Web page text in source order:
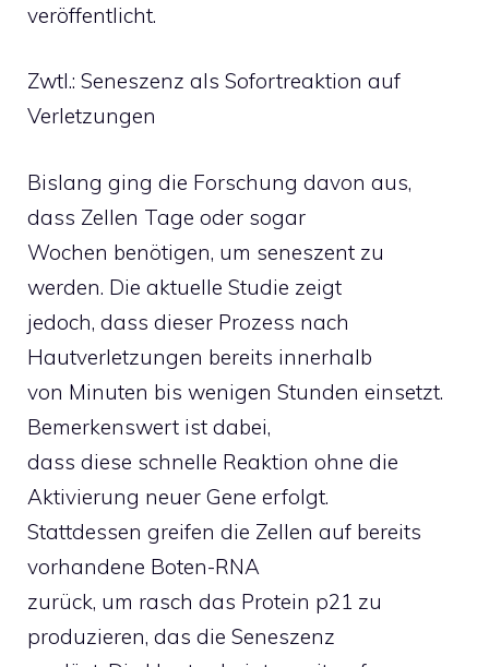
veröffentlicht.
Zwtl.: Seneszenz als Sofortreaktion auf
Verletzungen
Bislang ging die Forschung davon aus,
dass Zellen Tage oder sogar
Wochen benötigen, um seneszent zu
werden. Die aktuelle Studie zeigt
jedoch, dass dieser Prozess nach
Hautverletzungen bereits innerhalb
von Minuten bis wenigen Stunden einsetzt.
Bemerkenswert ist dabei,
dass diese schnelle Reaktion ohne die
Aktivierung neuer Gene erfolgt.
Stattdessen greifen die Zellen auf bereits
vorhandene Boten-RNA
zurück, um rasch das Protein p21 zu
produzieren, das die Seneszenz